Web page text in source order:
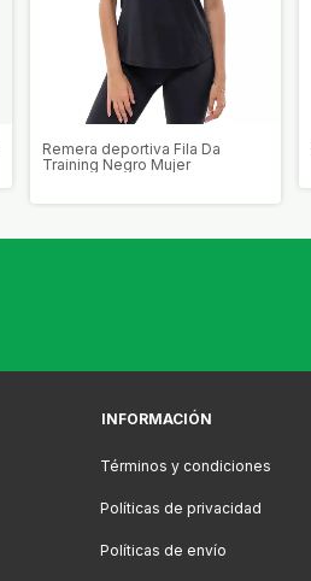
Remera deportiva Fila Da
Training Negro Mujer
INFORMACIÓN
Términos y condiciones
Políticas de privacidad
Políticas de envío